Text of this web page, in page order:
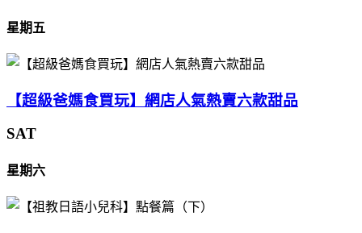
星期五
【超級爸媽食買玩】網店人氣熱賣六款甜品
SAT
星期六